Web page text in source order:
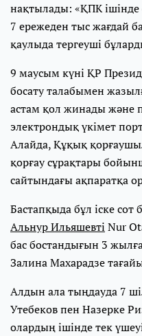
нақтылады: «ҚПК
7 ережеден тыс жағдай
қаулыда тергеуші
9 маусым күні ҚР
босату талабымен
астам қол жинады және
электрондық үкімет
Алайда, Құқық
қорғау сұрақтары
сайтындағы ақпаратқа
Бастапқыда бұл іске
Альнур Ильяшевті Nur
бас бостандығын 3
Залина Махарадзе
Алдын ала тыңдауда 7
Утебеков пен Назерке
олардың ішінде тек